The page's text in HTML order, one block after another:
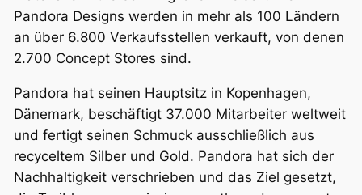
Pandora Designs werden in mehr als 100 Ländern
an über 6.800 Verkaufsstellen verkauft, von denen
2.700 Concept Stores sind.
Pandora hat seinen Hauptsitz in Kopenhagen,
Dänemark, beschäftigt 37.000 Mitarbeiter weltweit
und fertigt seinen Schmuck ausschließlich aus
recyceltem Silber und Gold. Pandora hat sich der
Nachhaltigkeit verschrieben und das Ziel gesetzt,